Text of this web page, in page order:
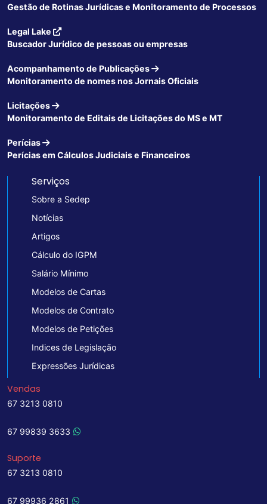
Gestão de Rotinas Jurídicas e Monitoramento de Processos
Legal Lake
Buscador Jurídico de pessoas ou empresas
Acompanhamento de Publicações
Monitoramento de nomes nos Jornais Oficiais
Licitações
Monitoramento de Editais de Licitações do MS e MT
Perícias
Perícias em Cálculos Judiciais e Financeiros
Serviços
Sobre a Sedep
Notícias
Artigos
Cálculo do IGPM
Salário Mínimo
Modelos de Cartas
Modelos de Contrato
Modelos de Petições
Indices de Legislação
Expressões Jurídicas
Vendas
67 3213 0810
67 99839 3633
Suporte
67 3213 0810
67 99936 2861